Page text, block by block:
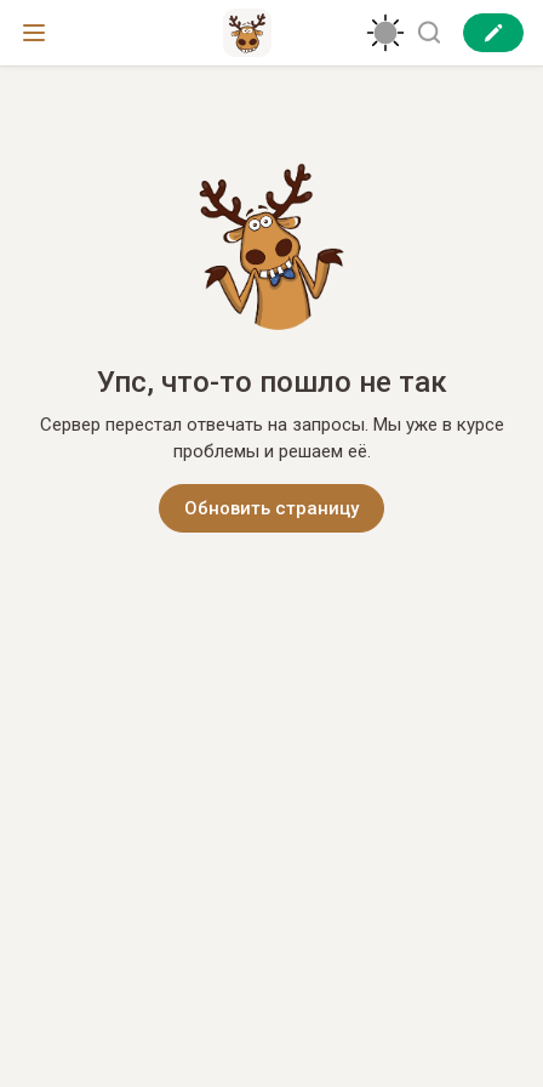
Упс, что-то пошло не так
Сервер перестал отвечать на запросы. Мы уже в курсе
проблемы и решаем её.
Обновить страницу